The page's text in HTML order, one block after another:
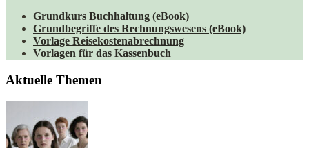
Grundkurs Buchhaltung (eBook)
Grundbegriffe des Rechnungswesens (eBook)
Vorlage Reisekostenabrechnung
Vorlagen für das Kassenbuch
Aktuelle Themen